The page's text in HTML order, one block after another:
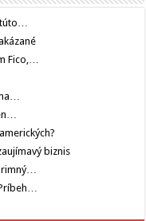
túto…
Fico,…
biznis